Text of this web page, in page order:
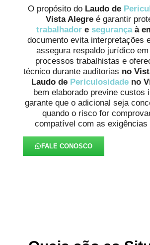
O propósito do Laudo de
Vista Alegreé garantir
trabalhadore segurançaà
documento evita interpretações
assegura respaldo jurídico
processos trabalhistas e
técnico durante auditorias no
Laudo de Periculosidade no
bem elaborado previne custos
garante que o adicional seja
quando o risco for
compatível com as exigências
FALE CONOSCO